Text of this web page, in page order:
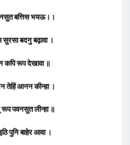
बत्तिस भयऊ।।
बदनु बढ़ावा ।
कपि रूप देखावा ॥
तेहिं आनन कीन्हा ।
पवनसुत लीन्हा ॥
पुनि बाहेर आवा ।